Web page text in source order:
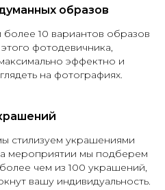
образов
более 10 вариантов образов
фотодевичника,
эффектно и
на фотографиях.
стилизуем украшениями
мероприятии мы подберем
чем из 100 украшений,
вашу индивидуальность.